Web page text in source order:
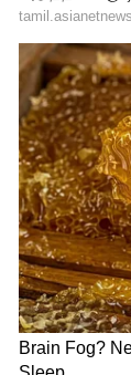
எடப்பாடி
என்பது
சென்று